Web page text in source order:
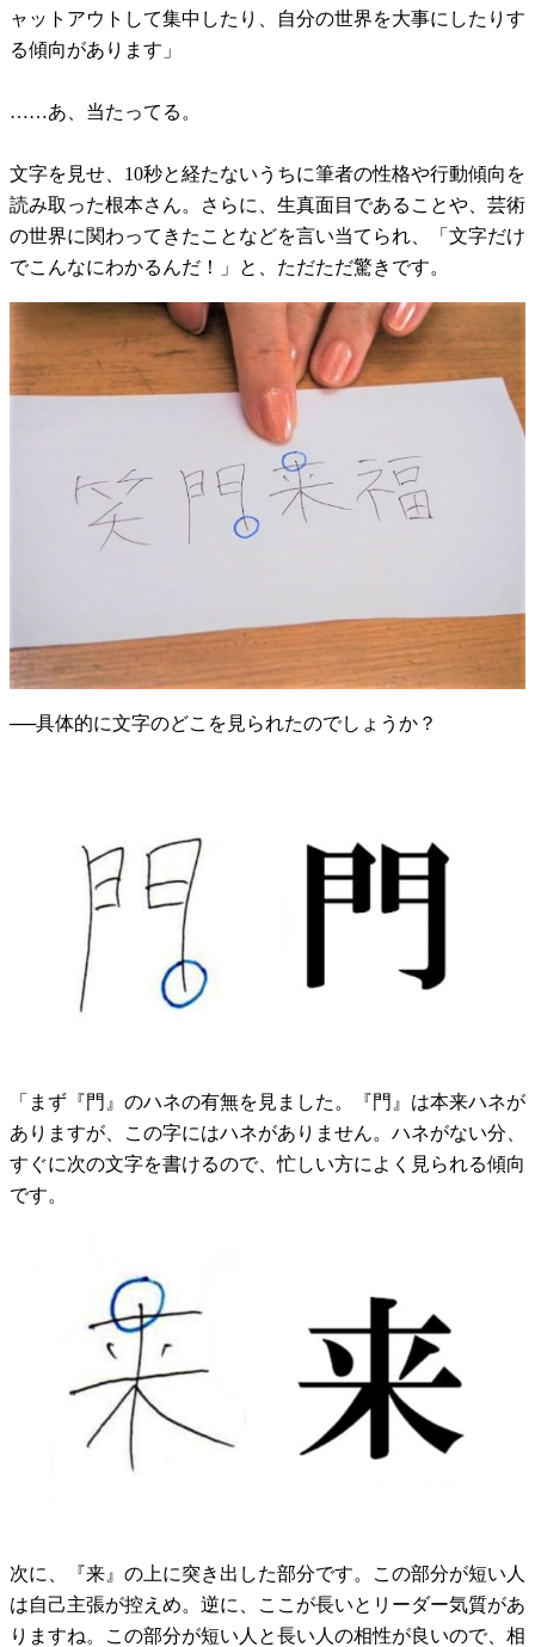
ャットアウトして集中したり、自分の世界を大事にしたりす
る傾向があります」
……あ、当たってる。
文字を見せ、10秒と経たないうちに筆者の性格や行動傾向を
読み取った根本さん。さらに、生真面目であることや、芸術
の世界に関わってきたことなどを言い当てられ、「文字だけ
でこんなにわかるんだ！」と、ただただ驚きです。
──具体的に文字のどこを見られたのでしょうか？
「まず『門』のハネの有無を見ました。『門』は本来ハネが
ありますが、この字にはハネがありません。ハネがない分、
すぐに次の文字を書けるので、忙しい方によく見られる傾向
です。
次に、『来』の上に突き出した部分です。この部分が短い人
は自己主張が控えめ。逆に、ここが長いとリーダー気質があ
りますね。この部分が短い人と長い人の相性が良いので、相